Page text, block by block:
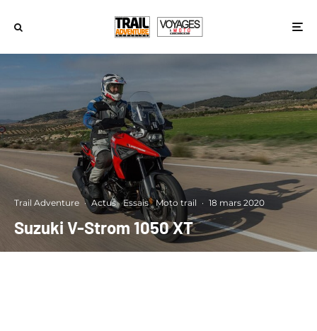
Trail Adventure · Actus Essais Moto trail · 18 mars 2020
Suzuki V-Strom 1050 XT